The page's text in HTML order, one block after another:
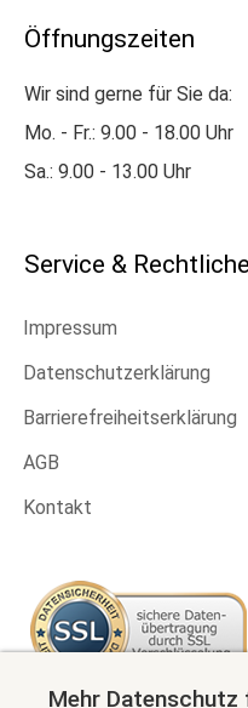
Öffnungszeiten
Wir sind gerne für Sie da:
Mo. - Fr.: 9.00 - 18.00 Uhr
Sa.: 9.00 - 13.00 Uhr
Service &
Impressum
Datenschutzerklärung
Barrierefreiheitserklärung
AGB
Kontakt
Mehr